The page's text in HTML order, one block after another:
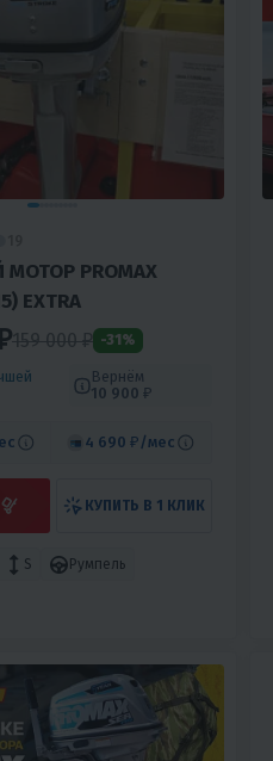
PROMAX
EXTRA
159 000 ₽ -31%
Вернём
10 900 ₽
4 690 ₽ /мес
КУПИТЬ В 1 КЛИК
S
Румпель